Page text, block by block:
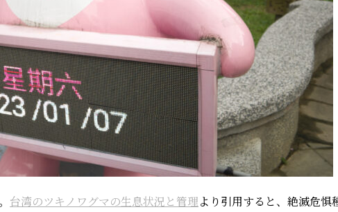
台湾のツキノワグマの生息状況と管理より引用すると、絶滅危